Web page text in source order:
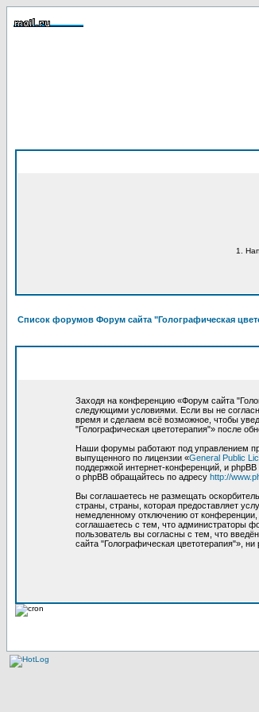
1.
Список форумов Форум сайта "Голографическая
Заходя на конференцию «Форум сайта
следующими условиями. Если вы не
время и сделаем всё возможное, чтобы
"Голографическая цветотерапия"» после
Наши форумы работают под управлением
выпущенного по лицензии «General Public
поддержкой интернет-конференций, и
о phpBB обращайтесь по адресу http://
Вы соглашаетесь не размещать
страны, страны, которая предоставляет
немедленному отключению от
соглашаетесь с тем, что администраторы
пользователь вы согласны с тем, что
сайта "Голографическая цветотерапия"»,